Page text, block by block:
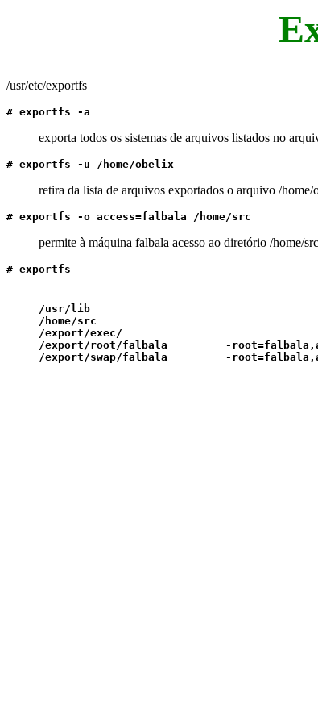
/usr/etc/exportfs
# exportfs -a
exporta todos os sistemas de arquivos listados no
# exportfs -u /home/obelix
retira da lista de arquivos exportados o arquivo /home/
# exportfs -o access=falbala /home/src
permite à máquina falbala acesso ao diretório /home/src
# exportfs
/usr/lib
/home/src
/export/exec/
/export/root/falbala -
/export/swap/falbala -